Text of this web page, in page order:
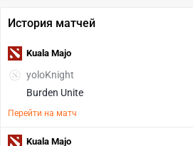
История матчей
yoloKnight
Burden Unite
Перейти на матч
Kuala Majo
Kuala Majo